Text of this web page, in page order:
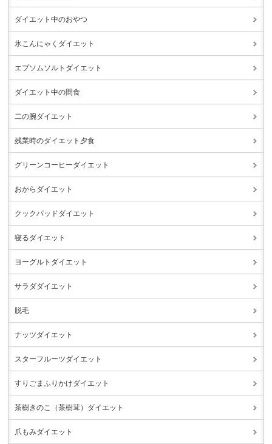
ダイエット中のおやつ
氷こんにゃくダイエット
エプソムソルトダイエット
ダイエット中の間食
二の腕ダイエット
残業時のダイエット夕食
グリーンコーヒーダイエット
おからダイエット
クックパッドダイエット
寝るダイエット
ヨーグルトダイエット
サラダダイエット
脱毛
ナッツダイエット
スターフルーツダイエット
すりごまふりかけダイエット
茶樹きのこ（茶樹茸）ダイエット
爪もみダイエット